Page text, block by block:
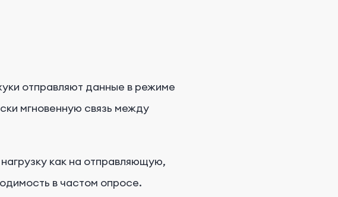
отправляют данные в режиме
мгновенную связь между
как на отправляющую,
в частом опросе.